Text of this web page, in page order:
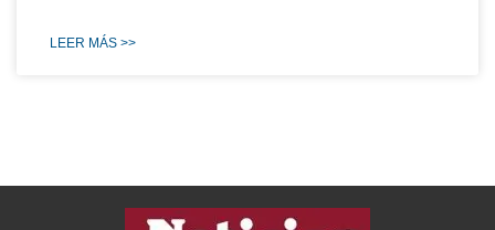
LEER MÁS >>